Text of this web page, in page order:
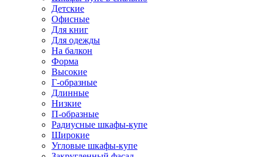
Детские
Офисные
Для книг
Для одежды
На балкон
Форма
Высокие
Г-образные
Длинные
Низкие
П-образные
Радиусные шкафы-купе
Широкие
Угловые шкафы-купе